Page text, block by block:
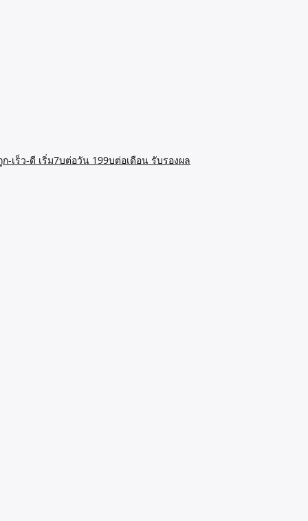
-เร็ว-ดี เริ่ม7บต่อวัน 199บต่อเดือน รับรองผล